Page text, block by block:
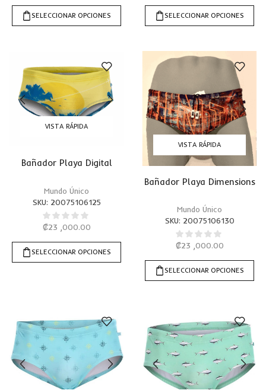
SELECCIONAR OPCIONES SELECCIONAR OPCIONES
VISTA RÁPIDA
Bañador Playa Digital
Mundo Único
SKU: 20075106125
₡23 ,000.00
SELECCIONAR OPCIONES
VISTA RÁPIDA
Bañador Playa Dimensions
Mundo Único
SKU: 20075106130
₡23 ,000.00
SELECCIONAR OPCIONES